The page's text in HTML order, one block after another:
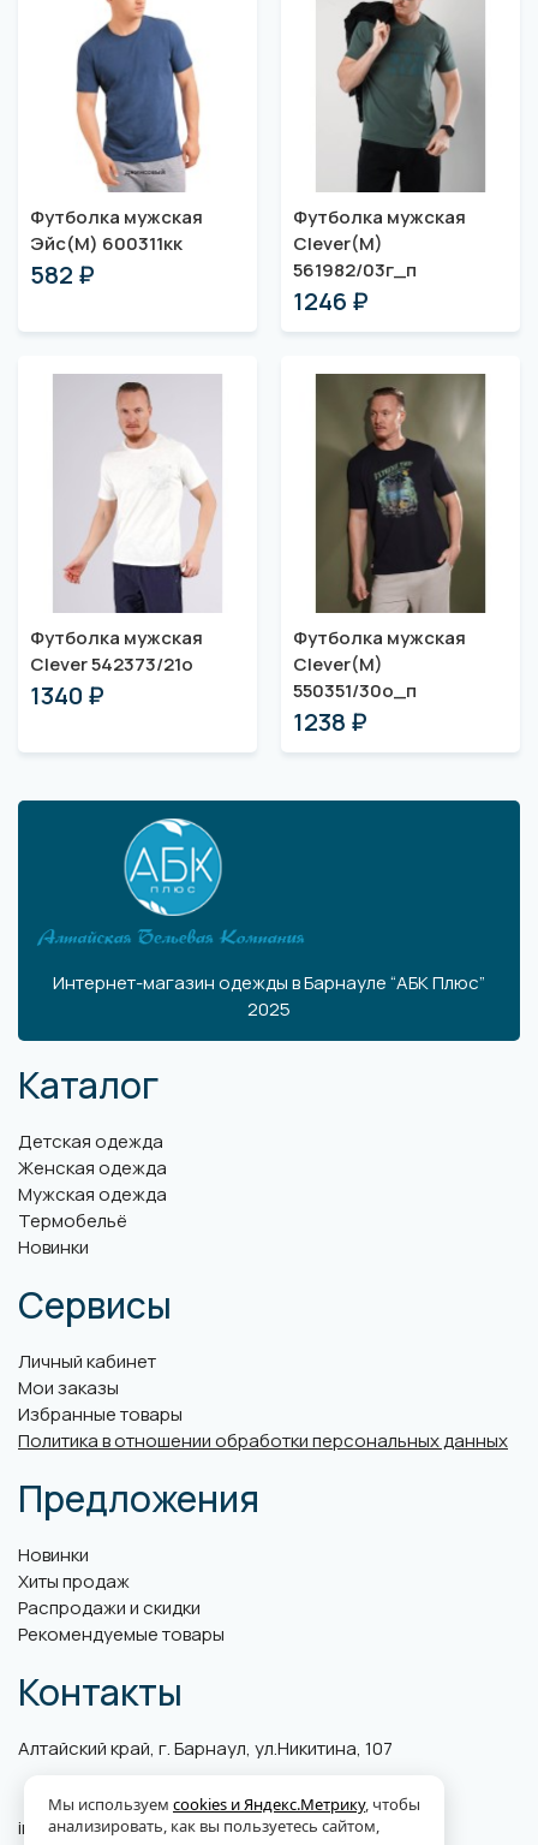
Футболка мужская
Эйс(M) 600311кк
582 ₽
Футболка мужская
Clever(M)
561982/03г_п
1246 ₽
Футболка мужская
Clever 542373/21о
1340 ₽
Футболка мужская
Clever(M)
550351/30о_п
1238 ₽
Интернет-магазин одежды в Барнауле “АБК Плюс”
2025
Каталог
Детская одежда
Женская одежда
Мужская одежда
Термобельё
Новинки
Сервисы
Личный кабинет
Мои заказы
Избранные товары
Политика в отношении обработки персональных данных
Предложения
Новинки
Хиты продаж
Распродажи и скидки
Рекомендуемые товары
Контакты
Алтайский край, г. Барнаул, ул.Никитина, 107
info@abk-plus.ru
Мы используем cookies и Яндекс.Метрику, чтобы
анализировать, как вы пользуетесь сайтом,